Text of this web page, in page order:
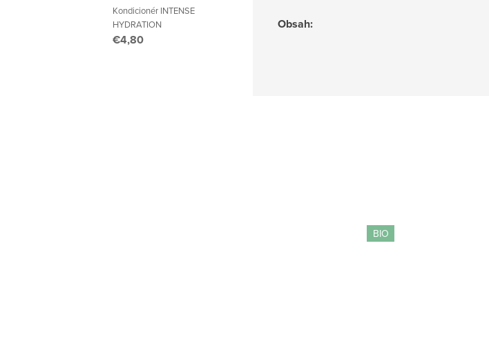
Kondicionér INTENSE
HYDRATION
€4,80
Obsah:
BIO